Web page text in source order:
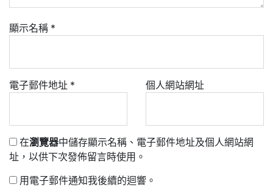
顯示名稱 *
電子郵件地址 * 個人網站網址
在瀏覽器中儲存顯示名稱、電子郵件地址及個人網站網
址，以供下次發佈留言時使用。
用電子郵件通知我後續的迴響。